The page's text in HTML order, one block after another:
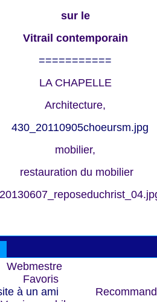
sur le
Vitrail contemporain
===========
LA CHAPELLE
Architecture,
mobilier,
restauration du mobilier
Webmestre
Favoris